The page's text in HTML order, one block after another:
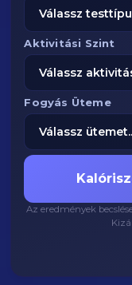
Aktivitási Szint
Fogyás Üteme
Az eredmények